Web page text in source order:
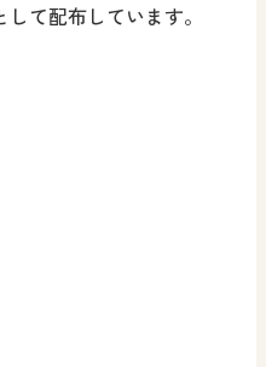
て配布しています。